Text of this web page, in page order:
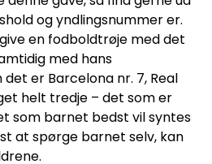
og yndlingsnummer er.
en fodboldtrøje med det
med hans
er Barcelona nr. 7, Real
helt tredje – det som er
som barnet bedst vil syntes
at spørge barnet selv, kan